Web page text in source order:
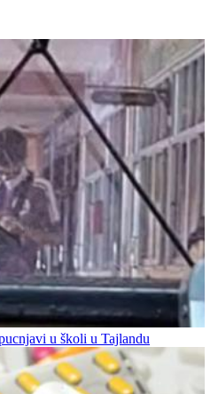
u školi u Tajlandu